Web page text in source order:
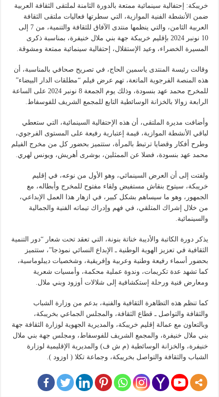
خريبكة: إحتفالية سينمائية ممتعة بالدورة الثامنة لملتقى الثقافة العربية
ضمن الأنشطة الفنية الموازية، التي سطرتها فعاليات ملتقى الثقافة
العربية الثامن، والتي ينظمها منتدى الآفاق للثقافة والتنمية، من 7 إلى
10 نونبر 2024 بإقليم خريبكة جهة بني ملال خنيفرة، بمناسبة ذكرى
المسيرة الخضراء، وعيد الإستقلال، إحتفالية سينمائية ممتعة ومشوقة.
وقالت رئيسة المنتدى ياسمين الحاج، في تصريح صحافي بالمناسبة، أن
هذه المنصة الفرجوية الماتعة، تهم عرض فيلم “مطلقات الدار البيضاء”
للمخرج محمد عهد بنسودة، وذلك يوم الجمعة 8 نونبر 2024 على الساعة
الرابعة زوالا بالخزانة الوسائطية التابع للمجمع الشريف للفوسفاط.
وأضافت مديرة الملتقى، أن هذه الإحتفالية السينمائية، التي ستعطي
لباقي الأنشطة الموازية، قيمة إعتبارية رفيعة على المستوى الفرجوي،
وطرح أفكار وقضايا ترتبط بالمرأة، ستتميز بحضور كل من مخرج الفيلم
محمد عهد بنسودة، فضلا عن الممثلين، بوشرى أهريش، ويونس لهري.
ولفتت إلى أن العرض السينمائي، وهو الأول من نوعه، في إقليم
خريبكة، سيتوج بنقاش مستفيض ولقاء مفتوح للمخرج وأبطاله، مع
الجمهور، وهو ما سيساهم بشكل كبير، في ازهار هذا العمل الإبداعي،
من خلال إشراك المتلقي، في فهم وإدراك تيماته الفنية والجمالية
والسينمائية.
يذكر دورة الكاتبة والأديبة خناتة بنونة، التي تعقد تحت شعار “دور التنمية
الثقافية في تعزيز الهوية الوطنية ـ الإبداع النسائي نموذجا”، ستتميز
بحضور أسماء رفيعة وطنية وعربية وإفريقية، وشخصيات ديبلوماسية،
كما تشهد عدة تكريمات، وندوة عملية محكمة، وأمسيات شعرية
ومعارض فنية ورحلة إستكشافية إلى شلالات أوزود وبني ملال.
كما تنظم هذه التظاهرة الثقافية والفنية، بدعم من وزارة الشباب
والثقافة والتواصل ـ قطاع الثقافة، والمجلس الجماعي بخريبكة،
وبالتعاون مع عمالة إقليم خريبكة، والمديرية الجهوية لوزارة الثقافة جهة
بني ملال خنيفرة، والمجمع الشريف للفوسفاط، ومجلس جهة بني ملال
خنيفرة، والخزانة الوسائطية (م ش ف) والمديرية الإقليمية لوزارة
الشباب والثقافة والتواصل بخريبكة، وجماعة تكلا ( اوزود ).